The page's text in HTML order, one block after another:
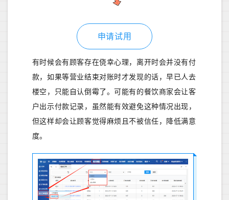
申请试用
有时候会有顾客存在侥幸心理，离开时会并没有付
款，如果等营业结束对账时才发现的话，早已人去
楼空，只能自认倒霉了。可能有的餐饮商家会让客
户出示付款记录，虽然能有效避免这种情况出现，
但这样却会让顾客觉得麻烦且不被信任，降低满意
度。